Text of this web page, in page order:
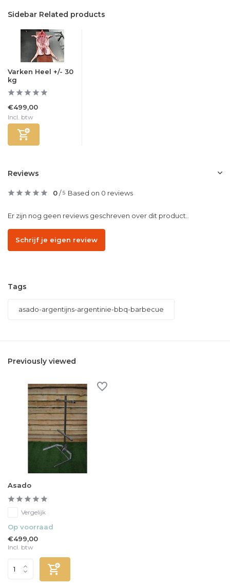
Sidebar Related products
Varken Heel +/- 30
kg
€499,00
Incl. btw
Reviews
0/5 Based on 0 reviews
Er zijn nog geen reviews geschreven over dit product..
Schrijf je eigen review
Tags
asado-argentijns-argentinie-bbq-barbecue
Previously viewed
Asado
Vergelijk
Op voorraad
€499,00
Incl. btw